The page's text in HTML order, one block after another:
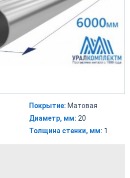
Покрытие: Матовая
Диаметр, мм: 20
Толщина стенки, мм: 1